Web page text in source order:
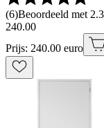
(6)Beoordeeld met
240.00
Prijs: 240.00 euro